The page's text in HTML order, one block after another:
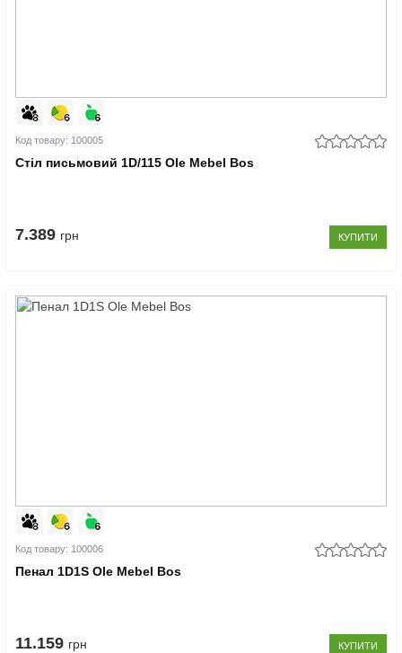
Код товару: 100005
Стіл письмовий 1D/115 Ole Mebel Bos
7.389 грн КУПИТИ
Код товару: 100006
Пенал 1D1S Ole Mebel Bos
11.159 грн КУПИТИ